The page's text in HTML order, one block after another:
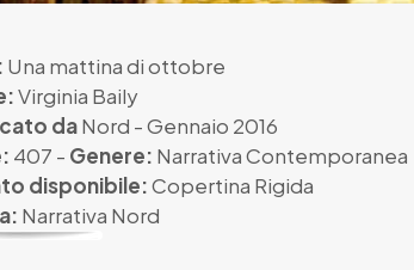
Una mattina di ottobre
Virginia Baily
daNord - Gennaio 2016
407 - Genere: Narrativa Contemporanea
disponibile:Copertina Rigida
Narrativa Nord